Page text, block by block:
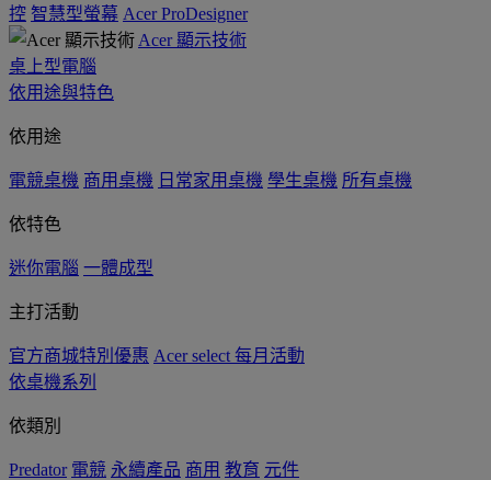
控 智慧型螢幕 Acer ProDesigner
Acer 顯示技術
桌上型電腦
依用途與特色
依用途
電競桌機 商用桌機 日常家用桌機 學生桌機 所有桌機
依特色
迷你電腦 一體成型
主打活動
官方商城特別優惠 Acer select 每月活動
依桌機系列
依類別
Predator 電競 永續產品 商用 教育 元件